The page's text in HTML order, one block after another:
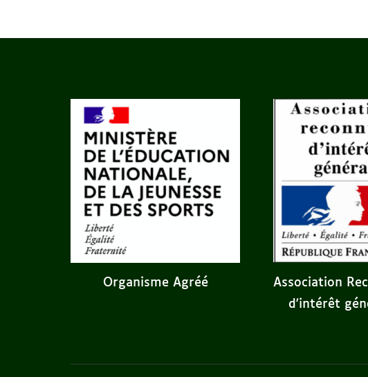
Organisme Agréé
Association
d'intérêt